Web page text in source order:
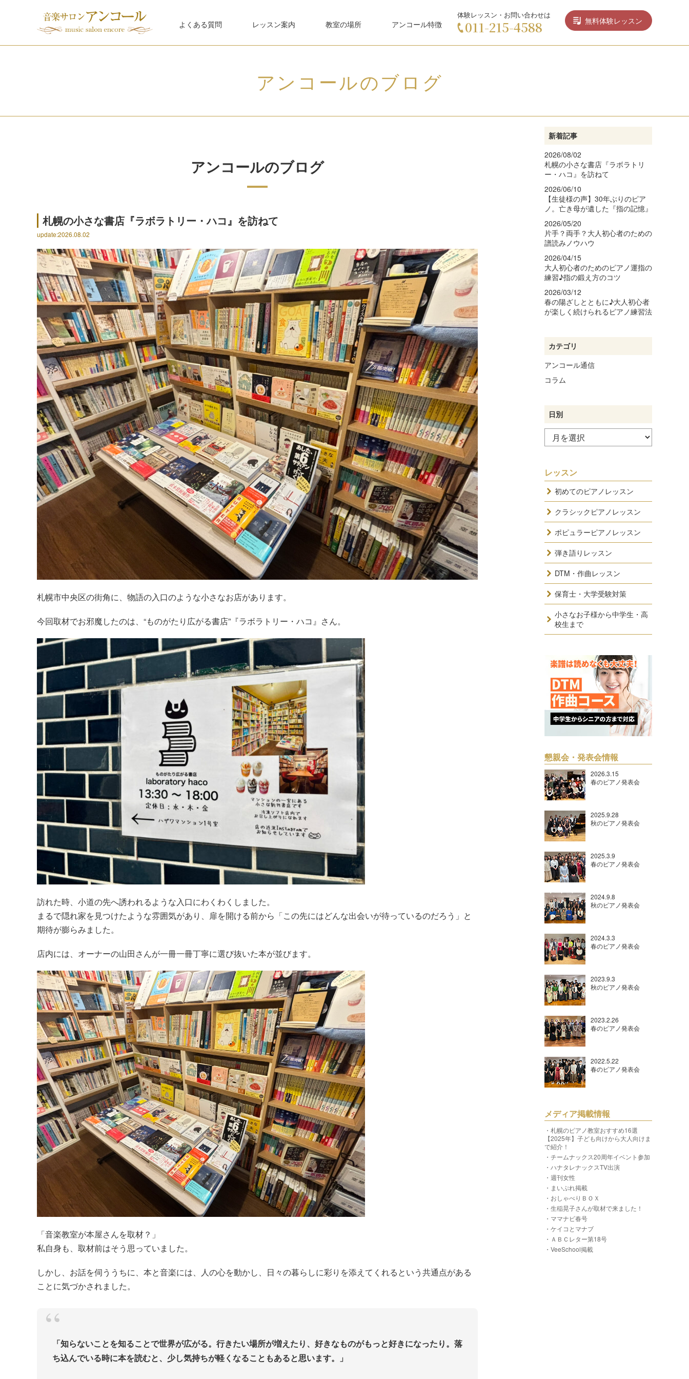
よくある質問 レッスン案内 教室の場所 アンコール特徴
体験レッスン・お問い合わせは
011-215-4588 無料体験レッスン
アンコールのブログ
アンコールのブログ
札幌の小さな書店『ラボラトリー・ハコ』を訪ねて
update:2026.08.02
札幌市中央区の街角に、物語の入口のような小さなお店があります。
今回取材でお邪魔したのは、“ものがたり広がる書店”『ラボラトリー・ハコ』さん。
訪れた時、小道の先へ誘われるような入口にわくわくしました。
まるで隠れ家を見つけたような雰囲気があり、扉を開ける前から「この先にはどんな出会いが待っているのだろう」と
期待が膨らみました。
店内には、オーナーの山田さんが一冊一冊丁寧に選び抜いた本が並びます。
「音楽教室が本屋さんを取材？」
私自身も、取材前はそう思っていました。
しかし、お話を伺ううちに、本と音楽には、人の心を動かし、日々の暮らしに彩りを添えてくれるという共通点がある
ことに気づかされました。
「知らないことを知ることで世界が広がる。行きたい場所が増えたり、好きなものがもっと好きになったり。落
ち込んでいる時に本を読むと、少し気持ちが軽くなることもあると思います。」
新着記事
2026/08/02
札幌の小さな書店『ラボラトリ
ー・ハコ』を訪ねて
2026/06/10
【生徒様の声】30年ぶりのピア
ノ。亡き母が遺した『指の記憶』
2026/05/20
片手？両手？大人初心者のための
譜読みノウハウ
2026/04/15
大人初心者のためのピアノ運指の
練習♪指の鍛え方のコツ
2026/03/12
春の陽ざしとともに♪大人初心者
が楽しく続けられるピアノ練習法
カテゴリ
アンコール通信
コラム
日別
レッスン
初めてのピアノレッスン
クラシックピアノレッスン
ポピュラーピアノレッスン
弾き語りレッスン
DTM・作曲レッスン
保育士・大学受験対策
小さなお子様から中学生・高
校生まで
懇親会・発表会情報
2026.3.15
春のピアノ発表会
2025.9.28
秋のピアノ発表会
2025.3.9
春のピアノ発表会
2024.9.8
秋のピアノ発表会
2024.3.3
春のピアノ発表会
2023.9.3
秋のピアノ発表会
2023.2.26
春のピアノ発表会
2022.5.22
春のピアノ発表会
メディア掲載情報
・札幌のピアノ教室おすすめ16選
【2025年】子ども向けから大人向けま
で紹介！
・チームナックス20周年イベント参加
・ハナタレナックスTV出演
・週刊女性
・まいぷれ掲載
・おしゃべりＢＯＸ
・生稲晃子さんが取材で来ました！
・ママナビ春号
・ケイコとマナブ
・ＡＢＣレター第18号
・VeeSchool掲載